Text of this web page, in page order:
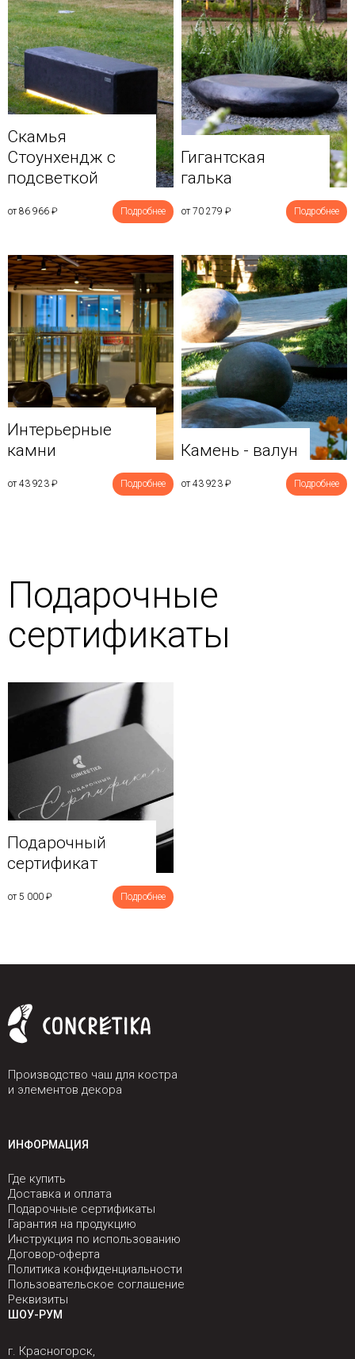
Скамья
Стоунхендж с
подсветкой
от 86 966 ₽ Подробнее
Гигантская
галька
от 70 279 ₽ Подробнее
Интерьерные
камни
от 43 923 ₽ Подробнее
Камень - валун
от 43 923 ₽ Подробнее
Подарочные
сертификаты
Подарочный
сертификат
от 5 000 ₽ Подробнее
Производство чаш для костра
и элементов декора
ИНФОРМАЦИЯ
Где купить
Доставка и оплата
Подарочные сертификаты
Гарантия на продукцию
Инструкция по использованию
Договор-оферта
Политика конфиденциальности
Пользовательское соглашение
Реквизиты
ШОУ-РУМ
г. Красногорск,